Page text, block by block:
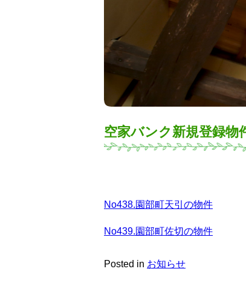
空家バンク新規登録物
No438.園部町天引の物件
No439.園部町佐切の物件
Posted in お知らせ